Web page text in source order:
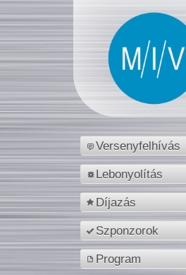
Versenyfelhívás
Lebonyolítás
Díjazás
Szponzorok
Program